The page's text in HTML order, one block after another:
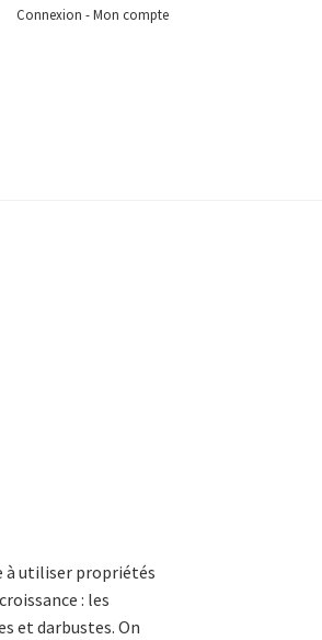
Connexion - Mon compte
à utiliser propriétés
: les
et darbustes. On